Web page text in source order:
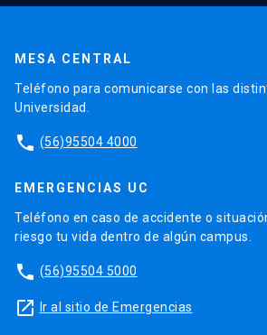
MESA CENTRAL
Teléfono para comunicarse con las
Universidad.
phone (56)95504 4000
EMERGENCIAS UC
Teléfono en caso de accidente o
riesgo tu vida dentro de algún campus.
phone (56)95504 5000
launch Ir al sitio de Emergencias